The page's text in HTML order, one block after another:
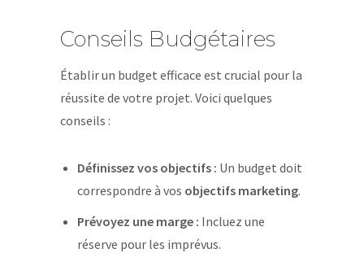
Conseils Budgétaires
Établir un budget efficace est crucial pour la
réussite de votre projet. Voici quelques
conseils :
Définissez vos objectifs : Un budget doit
correspondre à vos objectifs marketing.
Prévoyez une marge : Incluez une
réserve pour les imprévus.